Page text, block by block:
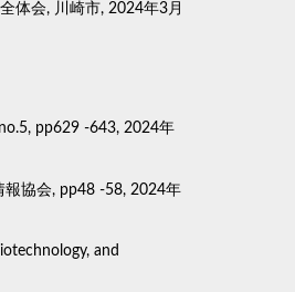
体会, 川崎市, 2024年3月
pp629 -643, 2024年
報協会, pp48 -58, 2024年
and